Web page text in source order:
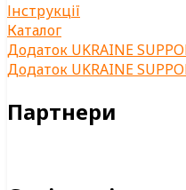
Інструкції
Каталог
Додаток UKRAINE
Додаток UKRAINE
Партнери